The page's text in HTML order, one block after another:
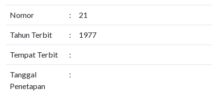
Nomor : 21
Tahun Terbit : 1977
Tempat Terbit :
Tanggal
Penetapan
: